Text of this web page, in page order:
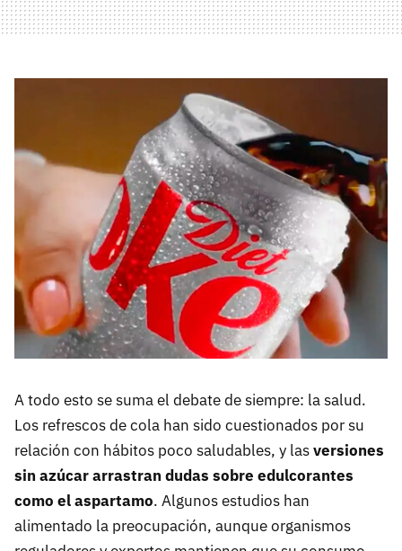
A todo esto se suma el debate de siempre: la salud.
Los refrescos de cola han sido cuestionados por su
relación con hábitos poco saludables, y lasversiones
sin azúcar arrastran dudas sobre edulcorantes
como el aspartamo. Algunos estudios han
alimentado la preocupación, aunque organismos